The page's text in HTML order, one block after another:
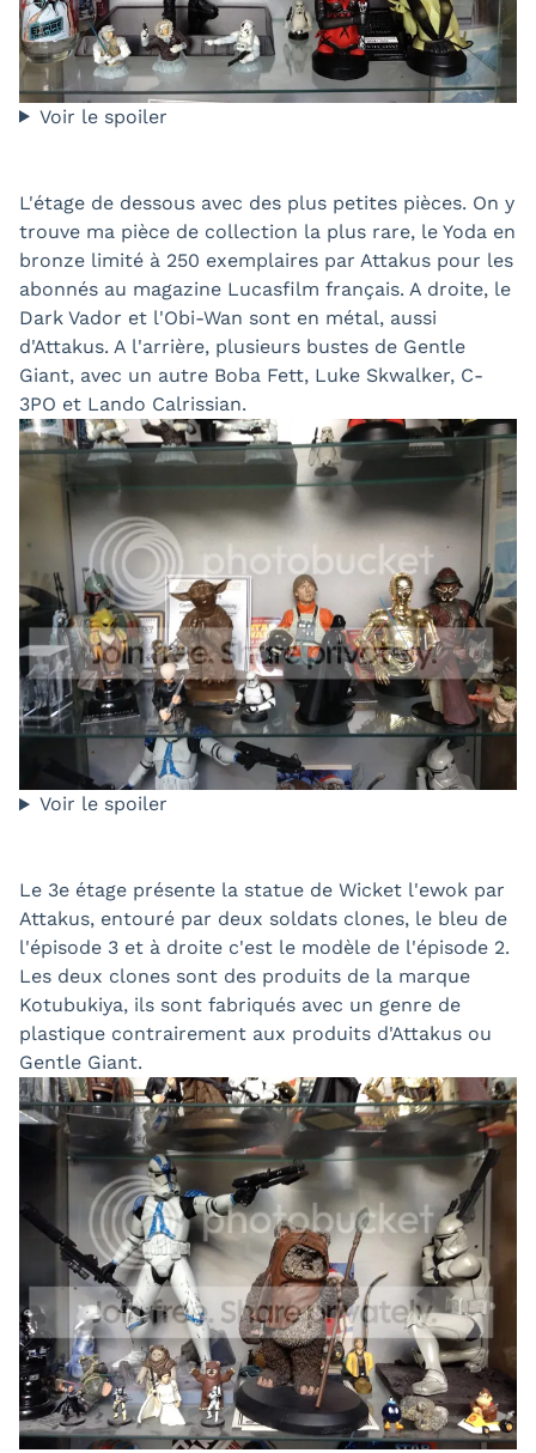
Voir le spoiler
L'étage de dessous avec des plus petites pièces. On y
trouve ma pièce de collection la plus rare, le Yoda en
bronze limité à 250 exemplaires par Attakus pour les
abonnés au magazine Lucasfilm français. A droite, le
Dark Vador et l'Obi-Wan sont en métal, aussi
d'Attakus. A l'arrière, plusieurs bustes de Gentle
Giant, avec un autre Boba Fett, Luke Skwalker, C-
3PO et Lando Calrissian.
Voir le spoiler
Le 3e étage présente la statue de Wicket l'ewok par
Attakus, entouré par deux soldats clones, le bleu de
l'épisode 3 et à droite c'est le modèle de l'épisode 2.
Les deux clones sont des produits de la marque
Kotubukiya, ils sont fabriqués avec un genre de
plastique contrairement aux produits d'Attakus ou
Gentle Giant.